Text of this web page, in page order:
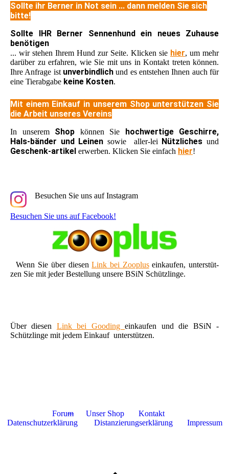
Sollte ihr Berner in Not sein ... dann melden Sie sich
bitte!
Sollte IHR Berner Sennenhund ein neues Zuhause
benötigen
... wir stehen Ihrem Hund zur Seite. Klicken sie hier, um mehr
darüber zu erfahren, wie Sie mit uns in Kontakt treten können.
Ihre Anfrage ist unverbindlich und es entstehen Ihnen auch für
eine Tierabgabe keine Kosten.
Mit einem Einkauf in unserem Shop unterstützen Sie
die Arbeit unseres Vereins
In unserem Shop können Sie hochwertige Geschirre,
Hals-bänder und Leinen sowie aller-lei Nützliches und
Geschenk-artikel erwerben. Klicken Sie einfach hier!
Besuchen Sie uns auf Instagram
Besuchen Sie uns auf Facebook!
Wenn Sie über diesenLink bei Zoopluseinkaufen, unterstüt-
zen Sie mit jeder Bestellung unsere BSiN Schützlinge.
Über diesen Link bei Goodingeinkaufen und die BSiN -
Schützlinge mit jedem Einkauf unterstützen.
Forum Unser Shop Kontakt
Datenschutzerklärung
Distanzierungserklärung Impressum